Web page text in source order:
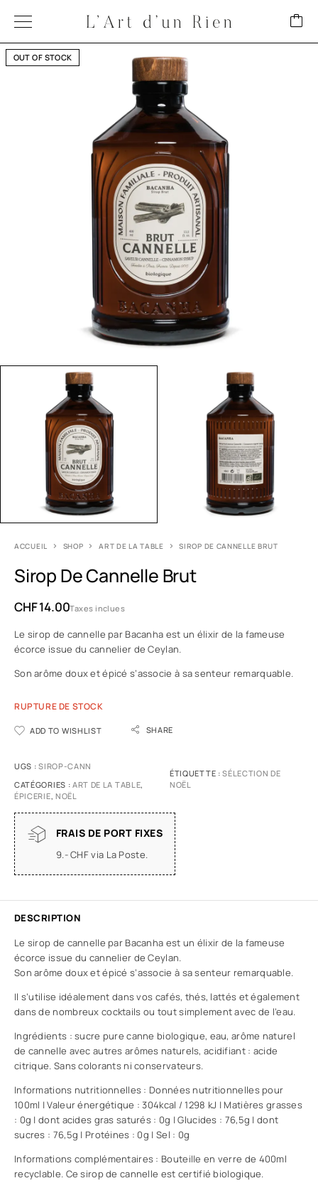
OUT OF STOCK
ACCUEIL SHOP ART DE LA TABLE SIROP DE CANNELLE BRUT
Sirop De Cannelle Brut
CHF14.00Taxes inclues
Le sirop de cannelle par Bacanha est un élixir de la fameuse
écorce issue du cannelier de Ceylan.
Son arôme doux et épicé s’associe à sa senteur remarquable.
RUPTURE DE STOCK
ADD TO WISHLIST SHARE
UGS :SIROP-CANN
CATÉGORIES : ART DE LA TABLE,
ÉPICERIE, NOËL
ÉTIQUETTE :SÉLECTION DE
NOËL
FRAIS DE PORT FIXES
9.- CHF via La Poste.
DESCRIPTION
Le sirop de cannelle par Bacanha est un élixir de la fameuse
écorce issue du cannelier de Ceylan.
Son arôme doux et épicé s’associe à sa senteur remarquable.
Il s’utilise idéalement dans vos cafés, thés, lattés et également
dans de nombreux cocktails ou tout simplement avec de l’eau.
Ingrédients : sucre pure canne biologique, eau, arôme naturel
de cannelle avec autres arômes naturels, acidifiant : acide
citrique. Sans colorants ni conservateurs.
Informations nutritionnelles : Données nutritionnelles pour
100ml | Valeur énergétique : 304kcal / 1298 kJ | Matières grasses
: 0g | dont acides gras saturés : 0g | Glucides : 76,5g | dont
sucres : 76,5g | Protéines : 0g | Sel : 0g
Informations complémentaires : Bouteille en verre de 400ml
recyclable. Ce sirop de cannelle est certifié biologique.